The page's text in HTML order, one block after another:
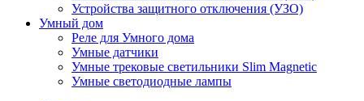
Устройства защитного отключения (УЗО)
Умный дом
Реле для Умного дома
Умные датчики
Умные трековые светильники Slim Magnetic
Умные светодиодные лампы